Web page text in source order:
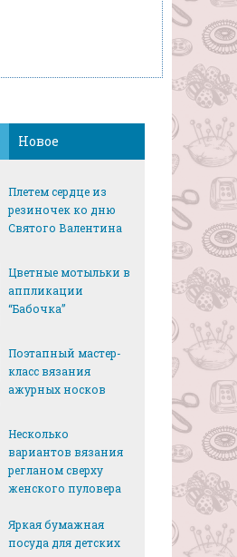
Новое
Плетем сердце из
резиночек ко дню
Святого Валентина
Цветные мотыльки в
аппликации
“Бабочка”
Поэтапный мастер-
класс вязания
ажурных носков
Несколько
вариантов вязания
регланом сверху
женского пуловера
Яркая бумажная
посуда для детских